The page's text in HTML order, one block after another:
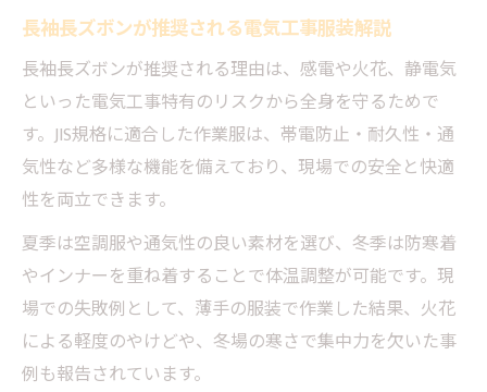
長袖長ズボンが推奨される電気工事服装解説
長袖長ズボンが推奨される理由は、感電や火花、静電気
といった電気工事特有のリスクから全身を守るためで
す。JIS規格に適合した作業服は、帯電防止・耐久性・通
気性など多様な機能を備えており、現場での安全と快適
性を両立できます。
夏季は空調服や通気性の良い素材を選び、冬季は防寒着
やインナーを重ね着することで体温調整が可能です。現
場での失敗例として、薄手の服装で作業した結果、火花
による軽度のやけどや、冬場の寒さで集中力を欠いた事
例も報告されています。